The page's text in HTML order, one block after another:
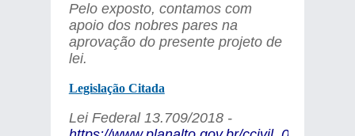
Pelo exposto, contamos com
apoio dos nobres pares na
aprovação do presente projeto de
lei.
Legislação Citada
Lei Federal 13.709/2018 -